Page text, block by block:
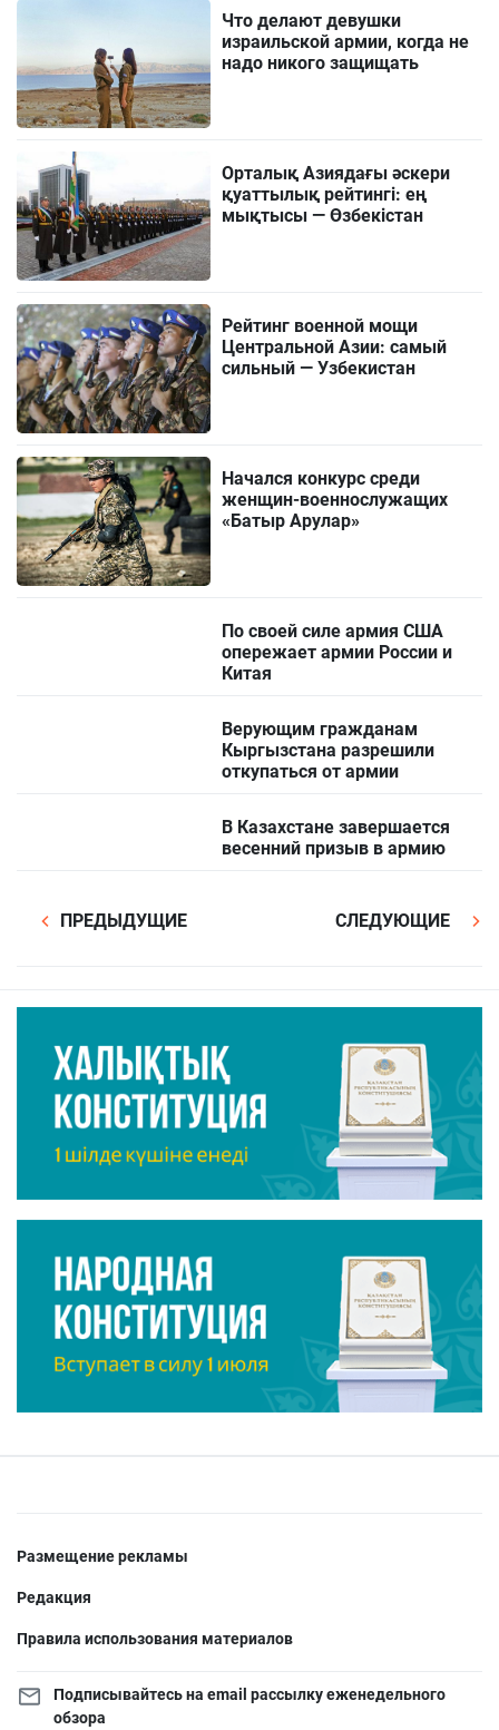
Что делают девушки
израильской армии, когда не
надо никого защищать
Орталық Азиядағы әскери
қуаттылық рейтингі: ең
мықтысы — Өзбекістан
Рейтинг военной мощи
Центральной Азии: самый
сильный — Узбекистан
Начался конкурс среди
женщин-военнослужащих
«Батыр Арулар»
По своей силе армия США
опережает армии России и
Китая
Верующим гражданам
Кыргызстана разрешили
откупаться от армии
В Казахстане завершается
весенний призыв в армию
ПРЕДЫДУЩИЕ СЛЕДУЮЩИЕ
Размещение рекламы
Редакция
Правила использования материалов
Подписывайтесь на email рассылку еженедельного
обзора